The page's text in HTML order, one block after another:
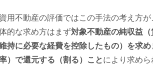
用不動産の評価ではこの手法の考え方
的な求め方はまず対象不動産の純収益
持に必要な経費を控除したもの）を求
）で還元する（割る）ことにより求めら